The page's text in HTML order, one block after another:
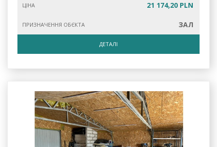
ЦІНА 21 174,20 PLN
ПРИЗНАЧЕННЯ ОБЄКТА ЗАЛ
ДЕТАЛІ